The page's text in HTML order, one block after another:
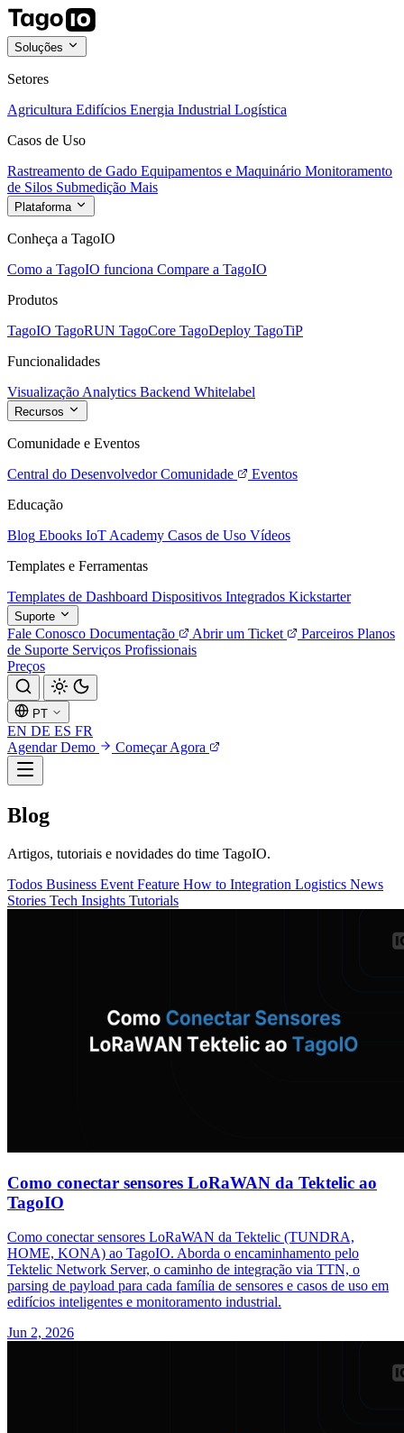
Soluções
Setores
Agricultura Edifícios Energia Industrial Logística
Casos de Uso
Rastreamento de Gado Equipamentos e Maquinário Monitoramento
de Silos Submedição Mais
Plataforma
Conheça a TagoIO
Como a TagoIO funciona Compare a TagoIO
Produtos
TagoIO TagoRUN TagoCore TagoDeploy TagoTiP
Funcionalidades
Visualização Analytics Backend Whitelabel
Recursos
Comunidade e Eventos
Central do Desenvolvedor Comunidade
Eventos
Educação
Blog Ebooks IoT Academy Casos de Uso Vídeos
Templates e Ferramentas
Templates de Dashboard Dispositivos Integrados Kickstarter
Suporte
Fale Conosco Documentação Abrir um Ticket Parceiros Planos
de Suporte Serviços Profissionais
Preços
PT
EN DE ES FR
Agendar Demo
Começar Agora
Blog
Artigos, tutoriais e novidades do time TagoIO.
Todos Business Event Feature How to Integration Logistics News
Stories Tech Insights Tutorials
Como conectar sensores LoRaWAN da Tektelic ao
TagoIO
Como conectar sensores LoRaWAN da Tektelic (TUNDRA,
HOME, KONA) ao TagoIO. Aborda o encaminhamento pelo
Tektelic Network Server, o caminho de integração via TTN, o
parsing de payload para cada família de sensores e casos de uso em
edifícios inteligentes e monitoramento industrial.
Jun 2, 2026